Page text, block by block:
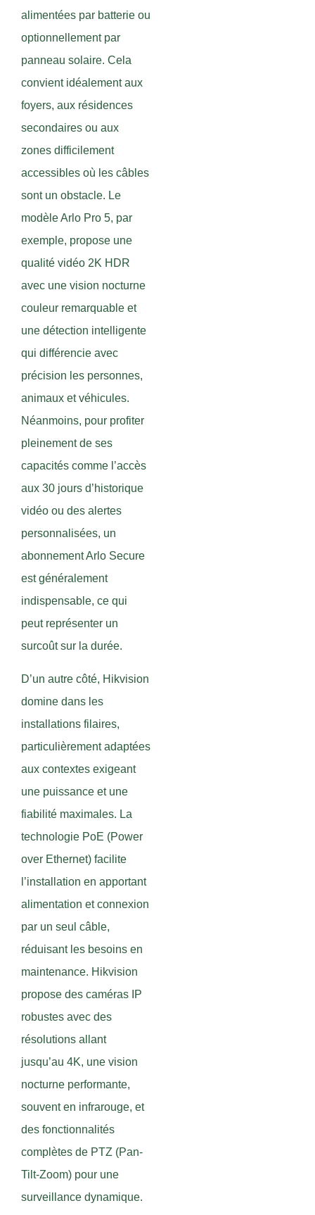
alimentées par batterie ou
optionnellement par
panneau solaire. Cela
convient idéalement aux
foyers, aux résidences
secondaires ou aux
zones difficilement
accessibles où les câbles
sont un obstacle. Le
modèle Arlo Pro 5, par
exemple, propose une
qualité vidéo 2K HDR
avec une vision nocturne
couleur remarquable et
une détection intelligente
qui différencie avec
précision les personnes,
animaux et véhicules.
Néanmoins, pour profiter
pleinement de ses
capacités comme l’accès
aux 30 jours d’historique
vidéo ou des alertes
personnalisées, un
abonnement Arlo Secure
est généralement
indispensable, ce qui
peut représenter un
surcoût sur la durée.
D’un autre côté, Hikvision
domine dans les
installations filaires,
particulièrement adaptées
aux contextes exigeant
une puissance et une
fiabilité maximales. La
technologie PoE (Power
over Ethernet) facilite
l’installation en apportant
alimentation et connexion
par un seul câble,
réduisant les besoins en
maintenance. Hikvision
propose des caméras IP
robustes avec des
résolutions allant
jusqu’au 4K, une vision
nocturne performante,
souvent en infrarouge, et
des fonctionnalités
complètes de PTZ (Pan-
Tilt-Zoom) pour une
surveillance dynamique.